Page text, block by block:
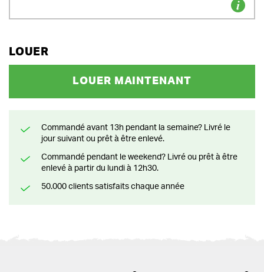
LOUER
LOUER MAINTENANT
Commandé avant 13h pendant la semaine? Livré le
jour suivant ou prêt à être enlevé.
Commandé pendant le weekend? Livré ou prêt à être
enlevé à partir du lundi à 12h30.
50.000 clients satisfaits chaque année